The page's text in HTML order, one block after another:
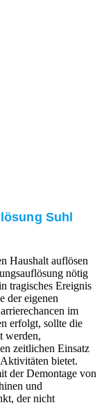
Suhl
Haushalt auflösen
nötig
tragisches Ereignis
der eigenen
im
erfolgt, sollte die
werden,
zeitlichen Einsatz
bietet.
der Demontage von
und
der nicht